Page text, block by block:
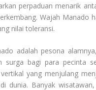
perpaduan menarik
Wajah Manado
nilai toleransi.
adalah pesona
surga bagi para pecinta
yang menjulang
dunia. Banyak